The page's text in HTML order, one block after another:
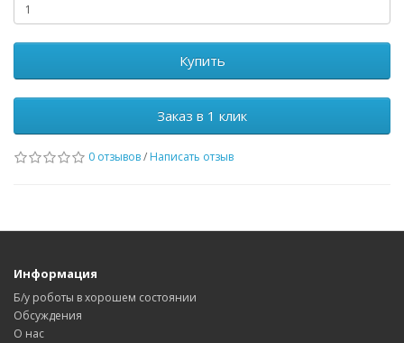
Купить
Заказ в 1 клик
0 отзывов/ Написать отзыв
Информация
Б/у роботы в хорошем состоянии
Обсуждения
О нас